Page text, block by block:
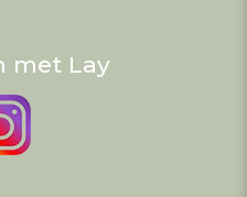
met Lay